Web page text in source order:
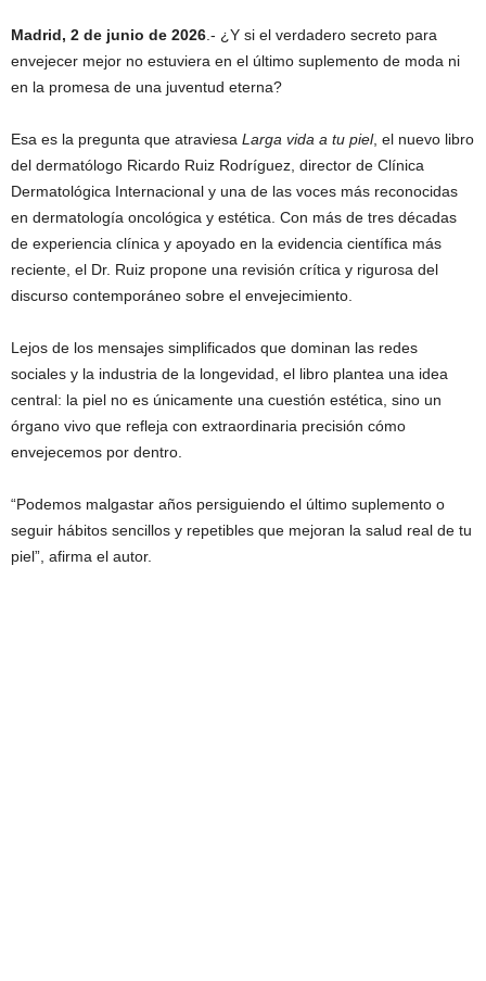
Madrid, 2 de junio de 2026 .- ¿Y si el verdadero secreto para
envejecer mejor no estuviera en el último suplemento de moda ni
en la promesa de una juventud eterna?
Esa es la pregunta que atraviesa Larga vida a tu piel, el nuevo libro
del dermatólogo Ricardo Ruiz Rodríguez, director de Clínica
Dermatológica Internacional y una de las voces más reconocidas
en dermatología oncológica y estética. Con más de tres décadas
de experiencia clínica y apoyado en la evidencia científica más
reciente, el Dr. Ruiz propone una revisión crítica y rigurosa del
discurso contemporáneo sobre el envejecimiento.
Lejos de los mensajes simplificados que dominan las redes
sociales y la industria de la longevidad, el libro plantea una idea
central: la piel no es únicamente una cuestión estética, sino un
órgano vivo que refleja con extraordinaria precisión cómo
envejecemos por dentro.
“Podemos malgastar años persiguiendo el último suplemento o
seguir hábitos sencillos y repetibles que mejoran la salud real de tu
piel”, afirma el autor.